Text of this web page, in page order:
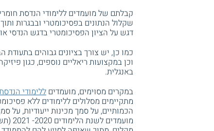
קבלתם של מועמדים ללימודי הנדסת
שקלול הנתונים בפסיכומטרי ובבגרות
דגש על הציון הפסיכומטרי בדגש הנדסי
כמו כן, יש צורך בציונים גבוהים
וכן במקצועות ריאליים נוספים, כגון
באנגלית.
במקרים מסוימים, מועמדיםללימודי
מתקיימים מסלולים ללימודים ללא
הכמותיים, על סמך מכינות ייעודיות, על